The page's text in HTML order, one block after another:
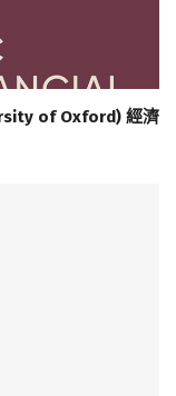
of Oxford) 經濟